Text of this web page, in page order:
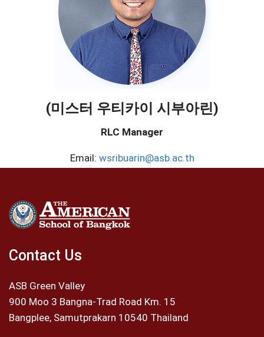
(미스터 우티카이 시부아린)
RLC Manager
Email: wsribuarin@asb.ac.th
Contact Us
ASB Green Valley
900 Moo 3 Bangna-Trad Road Km. 15
Bangplee, Samutprakarn 10540 Thailand